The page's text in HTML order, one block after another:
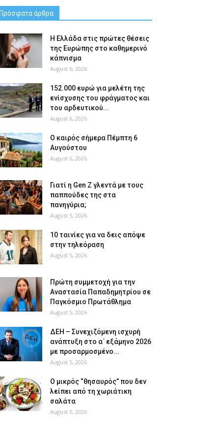
Πρόσφατα άρθρα
Η Ελλάδα στις πρώτες θέσεις
της Ευρώπης στο καθημερινό
κάπνισμα
August 6, 2026
152.000 ευρώ για μελέτη της
ενίσχυσης του φράγματος και
του αρδευτικού...
August 6, 2026
Ο καιρός σήμερα Πέμπτη 6
Αυγούστου
August 6, 2026
Γιατί η Gen Z γλεντά με τους
παππούδες της στα
πανηγύρια;
August 5, 2026
10 ταινίες για να δεις απόψε
στην τηλεόραση
August 5, 2026
Πρώτη συμμετοχή για την
Αναστασία Παπαδημητρίου σε
Παγκόσμιο Πρωτάθλημα
August 5, 2026
ΔΕΗ – Συνεχιζόμενη ισχυρή
ανάπτυξη στο α΄ εξάμηνο 2026
με προσαρμοσμένο...
August 5, 2026
O μικρός “θησαυρός” που δεν
λείπει από τη χωριάτικη
σαλάτα
August 5, 2026